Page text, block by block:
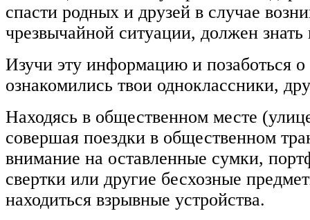
спасти родных и друзей в случае
чрезвычайной ситуации, должен
Изучи эту информацию и позаботься
ознакомились твои одноклассники,
Находясь в общественном месте
совершая поездки в общественном
внимание на оставленные сумки,
свертки или другие бесхозные
находиться взрывные устройства.